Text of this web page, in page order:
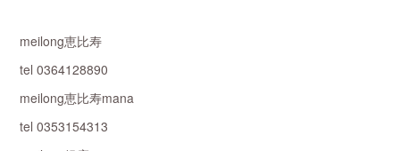
meilong恵比寿
tel 0364128890
meilong恵比寿mana
tel 0353154313